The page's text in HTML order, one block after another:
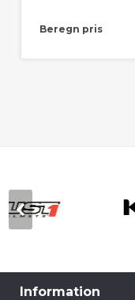
Beregn pris
Information